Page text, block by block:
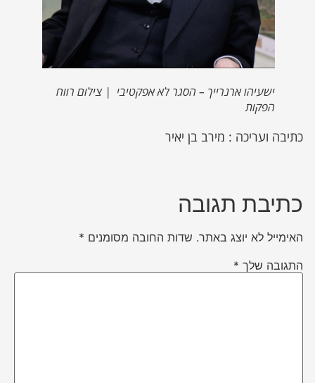
ישעיהו ארנרייך – הסגר לא אפקטיבי | צילום רווח
הפקות
כתיבה ועריכה : מירב בן יאיר
כתיבת תגובה
האימייל לא יוצג באתר. שדות החובה מסומנים *
התגובה שלך *